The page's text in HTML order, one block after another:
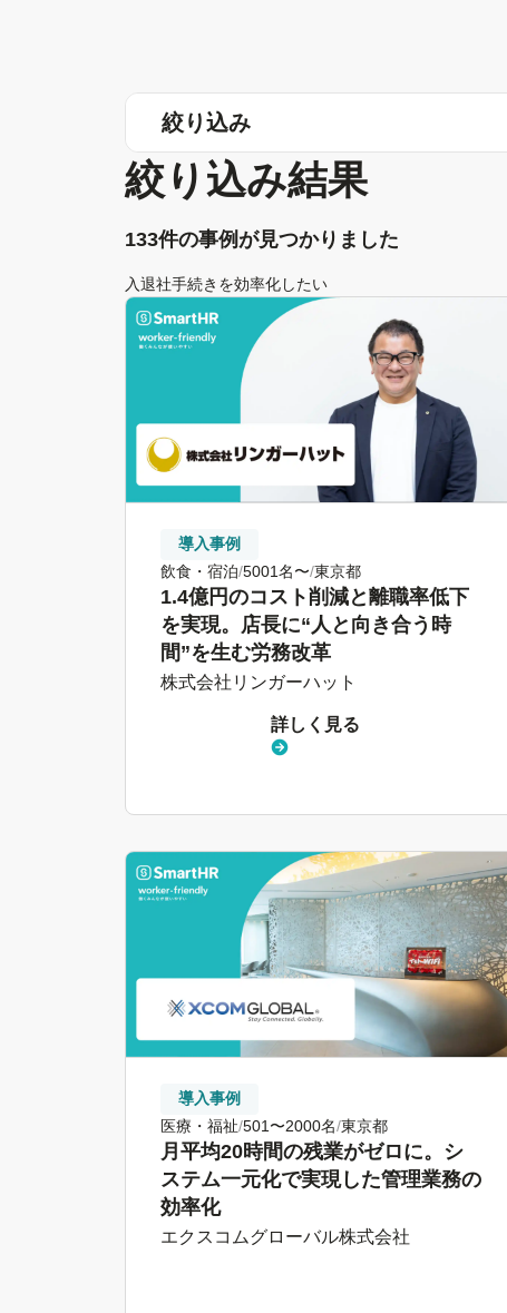
絞り込み
絞り込み結果
133件の事例が見つかりました
入退社手続きを効率化したい
導入事例
飲食・宿泊 5001名〜 東京都
1.4億円のコスト削減と離職率低下
を実現。店長に“人と向き合う時
間”を生む労務改革
株式会社リンガーハット
詳しく見る
導入事例
医療・福祉 501〜2000名 東京都
月平均20時間の残業がゼロに。シ
ステム一元化で実現した管理業務の
効率化
エクスコムグローバル株式会社